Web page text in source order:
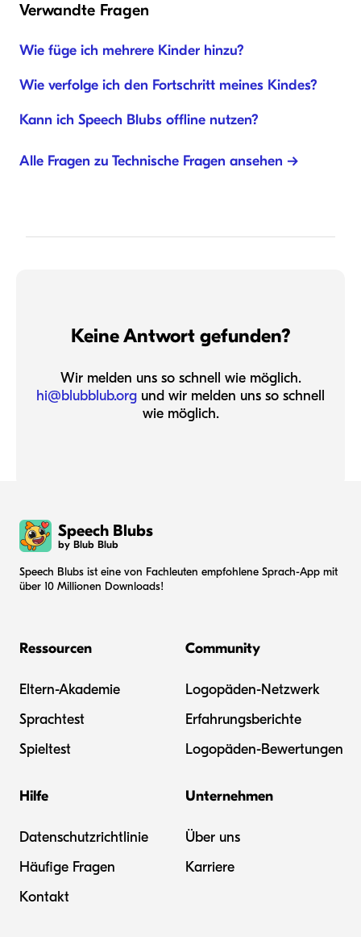
Verwandte Fragen
Wie füge ich mehrere Kinder hinzu?
Wie verfolge ich den Fortschritt meines Kindes?
Kann ich Speech Blubs offline nutzen?
Alle Fragen zu Technische Fragen ansehen →
Keine Antwort gefunden?
Wir melden uns so schnell wie möglich.
hi@blubblub.org und wir melden uns so schnell
wie möglich.
Speech Blubs
by Blub Blub
Speech Blubs ist eine von Fachleuten empfohlene Sprach-App mit
über 10 Millionen Downloads!
Ressourcen
Eltern-Akademie
Sprachtest
Spieltest
Community
Logopäden-Netzwerk
Erfahrungsberichte
Logopäden-Bewertungen
Hilfe
Datenschutzrichtlinie
Häufige Fragen
Kontakt
Unternehmen
Über uns
Karriere